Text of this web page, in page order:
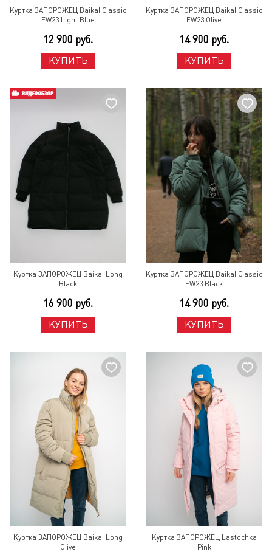
Куртка ЗАПОРОЖЕЦ Baikal Classic
FW23 Light Blue
12 900 руб.
КУПИТЬ
Куртка ЗАПОРОЖЕЦ Baikal Classic
FW23 Olive
14 900 руб.
КУПИТЬ
Куртка ЗАПОРОЖЕЦ Baikal Long
Black
16 900 руб.
КУПИТЬ
Куртка ЗАПОРОЖЕЦ Baikal Classic
FW23 Black
14 900 руб.
КУПИТЬ
Куртка ЗАПОРОЖЕЦ Baikal Long
Olive
Куртка ЗАПОРОЖЕЦ Lastochka
Pink